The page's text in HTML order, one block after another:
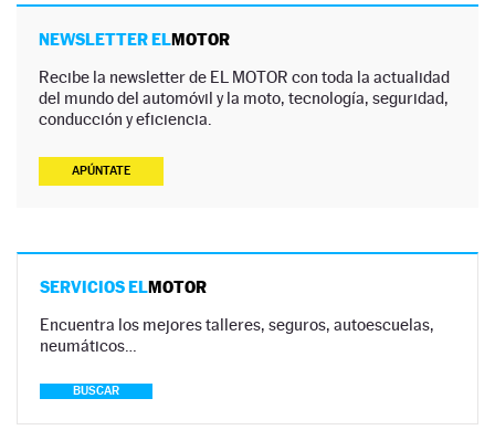
NEWSLETTER ELMOTOR
Recibe la newsletter de EL MOTOR con toda la actualidad
del mundo del automóvil y la moto, tecnología, seguridad,
conducción y eficiencia.
APÚNTATE
SERVICIOS ELMOTOR
Encuentra los mejores talleres, seguros, autoescuelas,
neumáticos…
BUSCAR